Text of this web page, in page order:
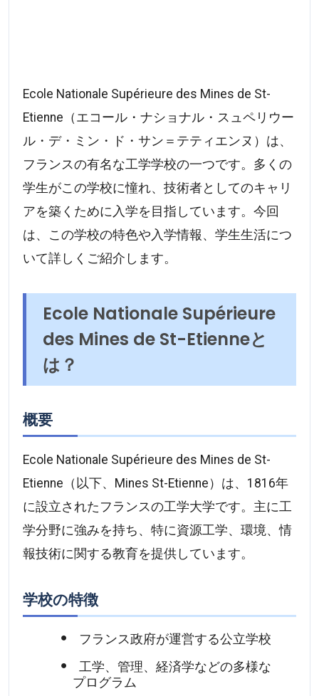
Ecole Nationale Supérieure des Mines de St-
Etienne（エコール・ナショナル・スュペリウー
ル・デ・ミン・ド・サン＝テティエンヌ）は、
フランスの有名な工学学校の一つです。多くの
学生がこの学校に憧れ、技術者としてのキャリ
アを築くために入学を目指しています。今回
は、この学校の特色や入学情報、学生生活につ
いて詳しくご紹介します。
Ecole Nationale Supérieure
des Mines de St-Etienneと
は？
概要
Ecole Nationale Supérieure des Mines de St-
Etienne（以下、Mines St-Etienne）は、1816年
に設立されたフランスの工学大学です。主に工
学分野に強みを持ち、特に資源工学、環境、情
報技術に関する教育を提供しています。
学校の特徴
フランス政府が運営する公立学校
工学、管理、経済学などの多様な
プログラム